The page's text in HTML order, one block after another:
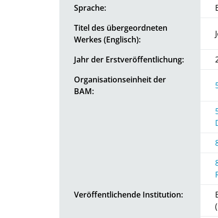
Sprache:
Titel des übergeordneten
Werkes (Englisch):
Jahr der Erstveröffentlichung:
Organisationseinheit der
BAM:
Veröffentlichende Institution: